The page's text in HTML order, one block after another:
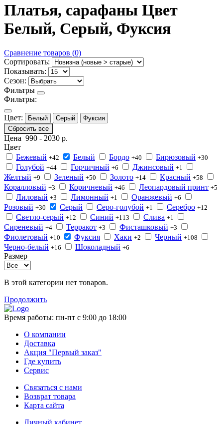
Платья, сарафаны Цвет
Белый, Серый, Фуксия
Сравнение товаров (0)
Сортировать:
Показывать:
Сезон:
Фильтры
Фильтры:
Цвет: Белый Серый
Фуксия
Сбросить все
Цена 990 - 2030 р.
Цвет
Бежевый +42 Белый Бордо +40 Бирюзовый +30
Голубой +44 Горчичный +6 Джинсовый +1
Желтый +9 Зеленый +50 Золото +14 Красный +58
Коралловый +3 Коричневый +46 Леопардовый принт +5
Лиловый +3 Лимонный +1 Оранжевый +6
Розовый +30 Серый Серо-голубой +1 Серебро +12
Светло-серый +12 Синий +113 Слива +1
Сиреневый +4 Терракот +3 Фисташковый +3
Фиолетовый +10 Фуксия Хаки +2 Черный +108
Черно-белый +16 Шоколадный +6
Размер
В этой категории нет товаров.
Продолжить
Время работы: пн-пт с 9:00 до 18:00
О компании
Доставка
Акция "Первый заказ"
Где купить
Сервис
Связаться с нами
Возврат товара
Карта сайта